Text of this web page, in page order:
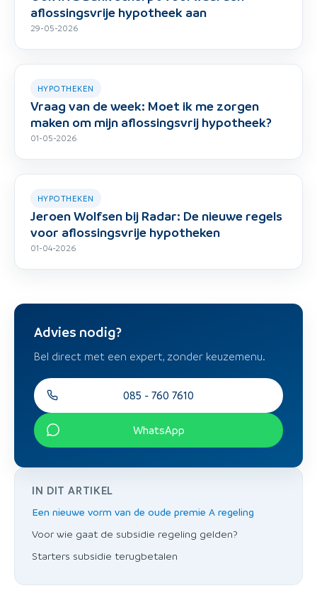
aflossingsvrije hypotheek aan
29-05-2026
HYPOTHEKEN
Vraag van de week: Moet ik me zorgen
maken om mijn aflossingsvrij hypotheek?
01-05-2026
HYPOTHEKEN
Jeroen Wolfsen bij Radar: De nieuwe regels
voor aflossingsvrije hypotheken
01-04-2026
IN DIT ARTIKEL
Een nieuwe vorm van de oude premie A regeling
Voor wie gaat de subsidie regeling gelden?
Starters subsidie terugbetalen
Advies nodig?
Bel direct met een expert, zonder keuzemenu.
085 - 760 7610
WhatsApp